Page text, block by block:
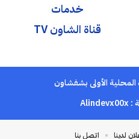
خدمات
قناة الشاون TV
الأولى بشفشاون
:
Alindevx00x
لدينا اتصل بنا